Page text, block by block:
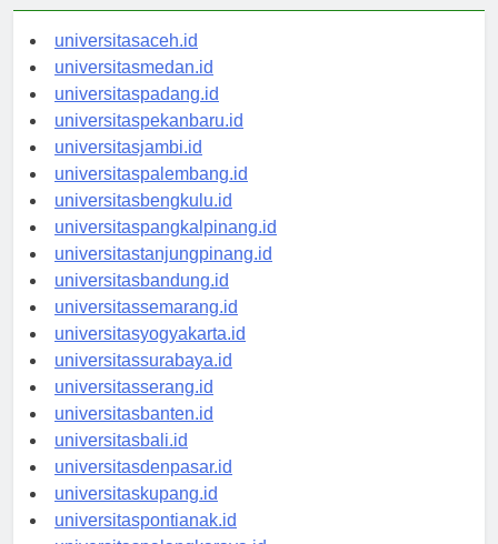
universitasaceh.id
universitasmedan.id
universitaspadang.id
universitaspekanbaru.id
universitasjambi.id
universitaspalembang.id
universitasbengkulu.id
universitaspangkalpinang.id
universitastanjungpinang.id
universitasbandung.id
universitassemarang.id
universitasyogyakarta.id
universitassurabaya.id
universitasserang.id
universitasbanten.id
universitasbali.id
universitasdenpasar.id
universitaskupang.id
universitaspontianak.id